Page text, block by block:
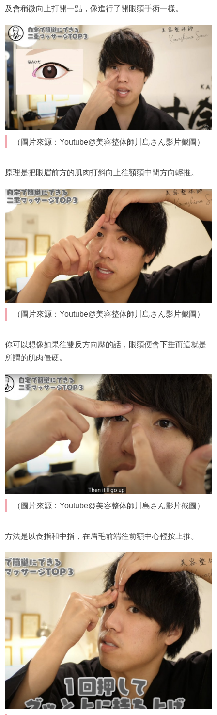
及會稍微向上打開一點，像進行了開眼頭手術一樣。
（圖片來源：Youtube@美容整体師川島さん影片截圖）
原理是把眼眉前方的肌肉打斜向上往額頭中間方向輕推。
（圖片來源：Youtube@美容整体師川島さん影片截圖）
你可以想像如果往雙反方向壓的話，眼頭便會下垂而這就是
所謂的肌肉僵硬。
（圖片來源：Youtube@美容整体師川島さん影片截圖）
方法是以食指和中指，在眉毛前端往前額中心輕按上推。